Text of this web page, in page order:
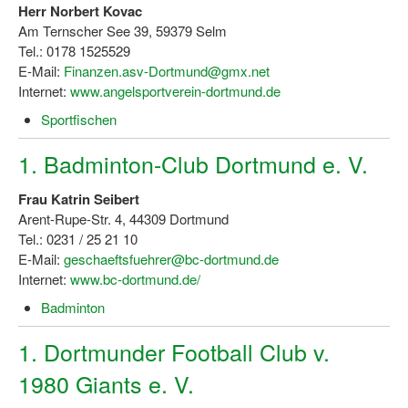
Mädchen in Mannschaftssportarten
Bewegungszwerge
Bewegungskindergarten
Mini-Sportabzeichen
Sportgutschein 4.0
SportartCheck
Sport im Ganztag
Sport vor Ort
Integration durch Sport
NRW bewegt seine KINDER!
Bewegt zu Hause
Herr Norbert Kovac
Am Ternscher See 39, 59379 Selm
Tel.: 0178 1525529
E-Mail: Finanzen.asv-Dortmund@gmx.net
Internet: www.angelsportverein-dortmund.de
Sportfischen
1. Badminton-Club Dortmund e. V.
Frau Katrin Seibert
Arent-Rupe-Str. 4, 44309 Dortmund
Tel.: 0231 / 25 21 10
E-Mail: geschaeftsfuehrer@bc-dortmund.de
Internet: www.bc-dortmund.de/
Badminton
1. Dortmunder Football Club v.
1980 Giants e. V.